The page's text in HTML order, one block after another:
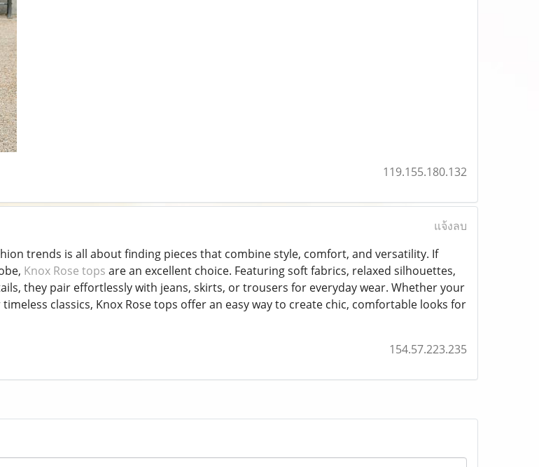
119.155.180.132
แจ้งลบ
trends is all about finding pieces that combine style, comfort, and versatility. If
Knox Rose tops are an excellent choice. Featuring soft fabrics, relaxed silhouettes,
they pair effortlessly with jeans, skirts, or trousers for everyday wear. Whether your
classics, Knox Rose tops offer an easy way to create chic, comfortable looks for
154.57.223.235